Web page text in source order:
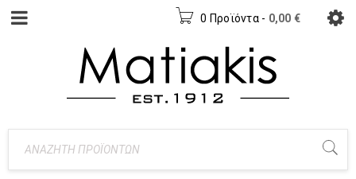
0 Προϊόντα - 0,00 €